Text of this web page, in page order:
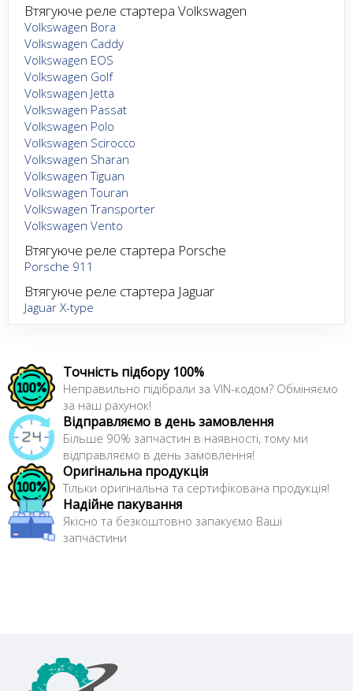
Втягуюче реле стартера Volkswagen
Volkswagen Bora
Volkswagen Caddy
Volkswagen EOS
Volkswagen Golf
Volkswagen Jetta
Volkswagen Passat
Volkswagen Polo
Volkswagen Scirocco
Volkswagen Sharan
Volkswagen Tiguan
Volkswagen Touran
Volkswagen Transporter
Volkswagen Vento
Втягуюче реле стартера Porsche
Porsche 911
Втягуюче реле стартера Jaguar
Jaguar X-type
Точність підбору 100%
Неправильно підібрали за VIN-кодом? Обміняємо
за наш рахунок!
Відправляємо в день замовлення
Більше 90% запчастин в наявності, тому ми
відправляємо в день замовлення!
Оригінальна продукція
Тільки оригінальна та сертифікована продукція!
Надійне пакування
Якісно та безкоштовно запакуємо Ваші
запчастини